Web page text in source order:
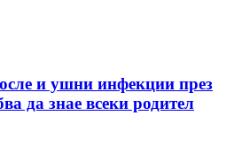
и ушни инфекции през
да знае всеки родител